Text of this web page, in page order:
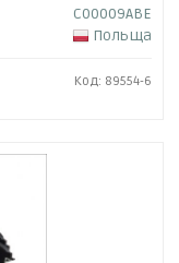
C00009ABE
Польща
Код: 89554-6